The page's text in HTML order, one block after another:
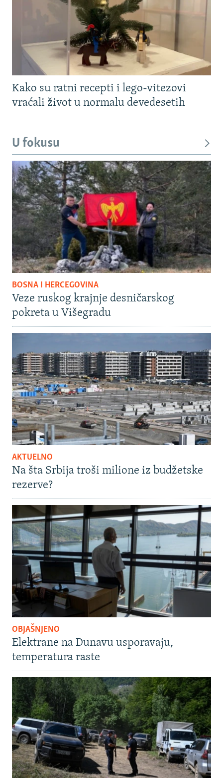
Kako su ratni recepti i lego-vitezovi
vraćali život u normalu devedesetih
U fokusu
BOSNA I HERCEGOVINA
Veze ruskog krajnje desničarskog
pokreta u Višegradu
AKTUELNO
Na šta Srbija troši milione iz budžetske
rezerve?
OBJAŠNJENO
Elektrane na Dunavu usporavaju,
temperatura raste